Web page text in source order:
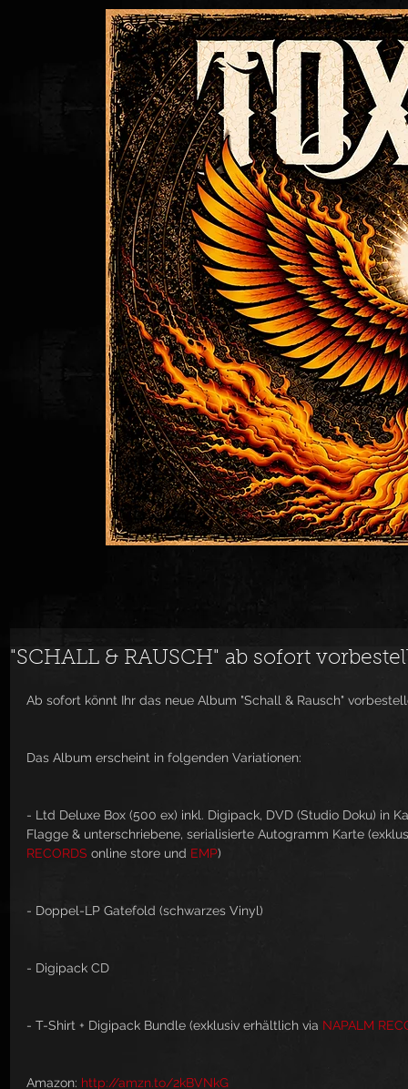
"SCHALL & RAUSCH" ab sofort
Ab sofort könnt Ihr das neue Album "Schall & Rausch"
Das Album erscheint in folgenden Variationen:
- Ltd Deluxe Box (500 ex) inkl. Digipack, DVD (Studio Doku) in
Flagge & unterschriebene, serialisierte Autogramm Karte
RECORDS online store und EMP)
- Doppel-LP Gatefold (schwarzes Vinyl)
- Digipack CD
- T-Shirt + Digipack Bundle (exklusiv erhältlich via NAPALM
Amazon: http://amzn.to/2kBVNkG